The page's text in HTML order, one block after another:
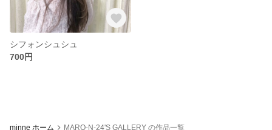
シフォンシュシュ
700円
minne ホーム MARO-N-24'S GALLERY の作品一覧